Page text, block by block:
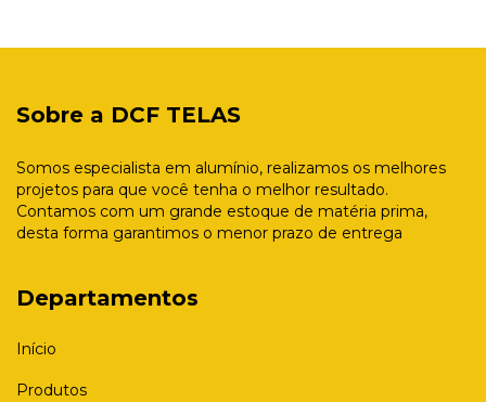
Sobre a DCF TELAS
Somos especialista em alumínio, realizamos os melhores
projetos para que você tenha o melhor resultado.
Contamos com um grande estoque de matéria prima,
desta forma garantimos o menor prazo de entrega
Departamentos
Início
Produtos